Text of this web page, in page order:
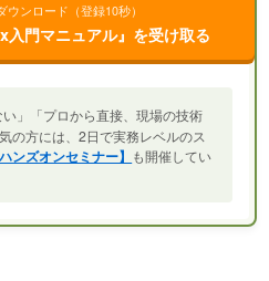
ウンロード（登録10秒）
門マニュアル』を受け取る
い」「プロから直接、現場の技術
の方には、2日で実務レベルのス
ンズオンセミナー】 も開催してい